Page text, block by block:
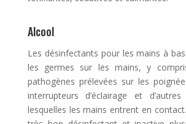
Alcool
Les désinfectants pour les mains à
les germes sur les mains, y
pathogènes prélevées sur les
interrupteurs d’éclairage et
lesquelles les mains entrent en